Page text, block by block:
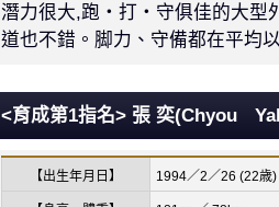
潛力很大,跑・打・守俱佳的大型
道也不錯。脚力、守備都在平均
<育成第1指名> 張 奕(Chyou
【出生年月日】 1994／2／26 (22歳)